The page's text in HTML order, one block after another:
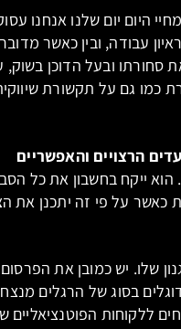
היום יום שלנו אנחנו
עבודה, ובין כאשר
סחורתו ובעל הדוכן
כמו גם על תקשורת
הרצויים והאפשריים
ייקח בחשבון את כל
כאשר על פי זה יתכנן את
שלו. יש כמובן את
בסוג של הרגלים
ללקוחות